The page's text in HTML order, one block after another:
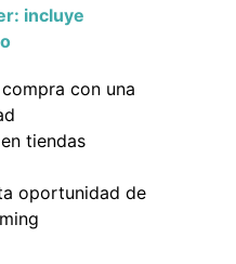
incluye
con una
tiendas
oportunidad de